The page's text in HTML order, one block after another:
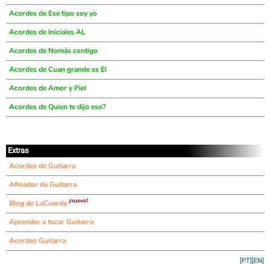
Acordes de Ese tipo soy yo
Acordes de Iniciales AL
Acordes de Nomás contigo
Acordes de Cuan grande es El
Acordes de Amor y Piel
Acordes de Quien te dijo eso?
Extras
Acordes de Guitarra
Afinador de Guitarra
Blog de LaCuerda ¡nuevo!
Aprender a tocar Guitarra
Acordes Guitarra
[EN]
[PT]